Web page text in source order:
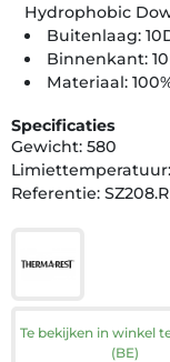
Hydrophobic
Buitenlaag:
Binnenkant:
Materiaal:
Specificaties
Gewicht: 580
Limiettemperatuur:
Referentie:
Te bekijken in winkel
(BE)